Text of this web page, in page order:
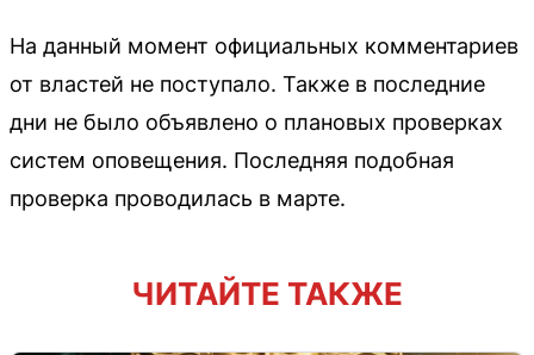
На данный момент официальных комментариев
от властей не поступало. Также в последние
дни не было объявлено о плановых проверках
систем оповещения. Последняя подобная
проверка проводилась в марте.
ЧИТАЙТЕ ТАКЖЕ